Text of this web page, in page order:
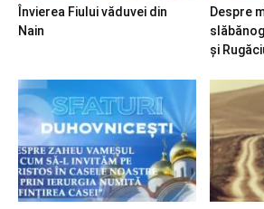
Învierea Fiului văduvei din
Nain
Despre
și